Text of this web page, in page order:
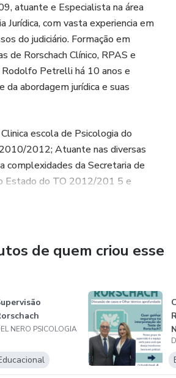
atuante e Especialista na área
Jurídica, com vasta experiencia em
do judiciário. Formação em
de Rorschach Clínico, RPAS e
Petrelli há 10 anos e
abordagem jurídica e suas
escola de Psicologia do
2012; Atuante nas diversas
complexidades da Secretaria de
Estado do TO 2012/201 5 e
e projetos do Grupo Gestor
de quem criou esse
NERO PSICOLOGIA